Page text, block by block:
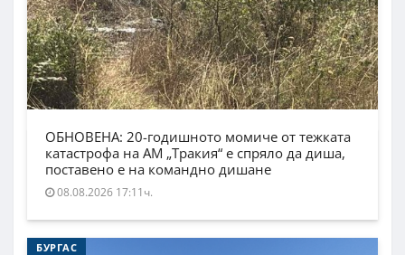
ОБНОВЕНА: 20-годишното момиче от тежката
катастрофа на АМ „Тракия“ е спряло да диша,
поставено е на командно дишане
08.08.2026 17:11ч.
БУРГАС